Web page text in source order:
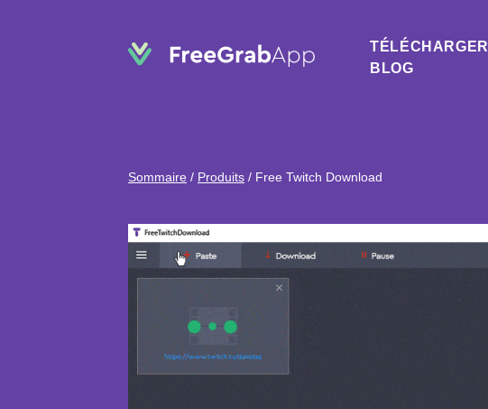
TÉLÉCHARGER
BLOG
Sommaire / Produits / Free Twitch Download